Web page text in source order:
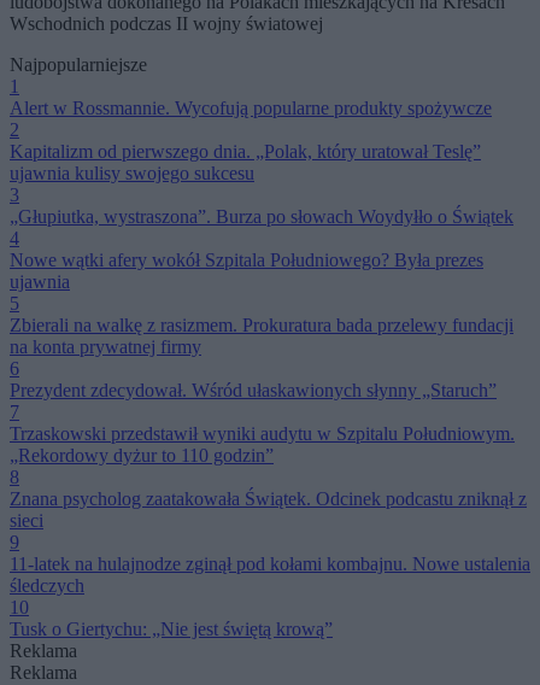
Wschodnich podczas II wojny światowej
Najpopularniejsze
1
Alert w Rossmannie. Wycofują popularne produkty spożywcze
2
Kapitalizm od pierwszego dnia. „Polak, który uratował Teslę”
ujawnia kulisy swojego sukcesu
3
„Głupiutka, wystraszona”. Burza po słowach Woydyłło o Świątek
4
Nowe wątki afery wokół Szpitala Południowego? Była prezes
ujawnia
5
Zbierali na walkę z rasizmem. Prokuratura bada przelewy fundacji
na konta prywatnej firmy
6
Prezydent zdecydował. Wśród ułaskawionych słynny „Staruch”
7
Trzaskowski przedstawił wyniki audytu w Szpitalu Południowym.
„Rekordowy dyżur to 110 godzin”
8
Znana psycholog zaatakowała Świątek. Odcinek podcastu zniknął z
sieci
9
11-latek na hulajnodze zginął pod kołami kombajnu. Nowe ustalenia
śledczych
10
Tusk o Giertychu: „Nie jest świętą krową”
Reklama
Reklama